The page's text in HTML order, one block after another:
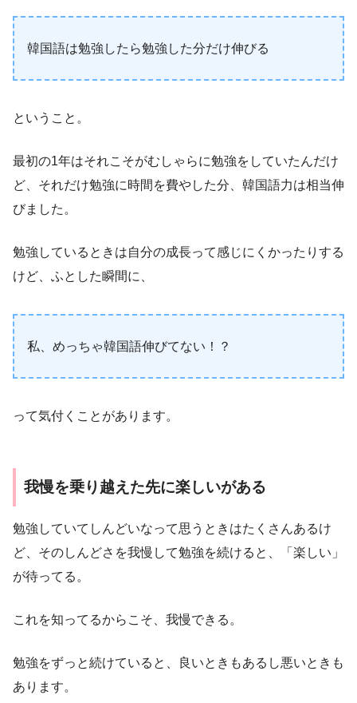
韓国語は勉強したら勉強した分だけ伸びる
ということ。
最初の1年はそれこそがむしゃらに勉強をしていたんだけ
ど、それだけ勉強に時間を費やした分、韓国語力は相当伸
びました。
勉強しているときは自分の成長って感じにくかったりする
けど、ふとした瞬間に、
私、めっちゃ韓国語伸びてない！？
って気付くことがあります。
我慢を乗り越えた先に楽しいがある
勉強していてしんどいなって思うときはたくさんあるけ
ど、そのしんどさを我慢して勉強を続けると、「楽しい」
が待ってる。
これを知ってるからこそ、我慢できる。
勉強をずっと続けていると、良いときもあるし悪いときも
あります。